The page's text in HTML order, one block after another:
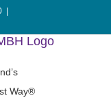
Way®